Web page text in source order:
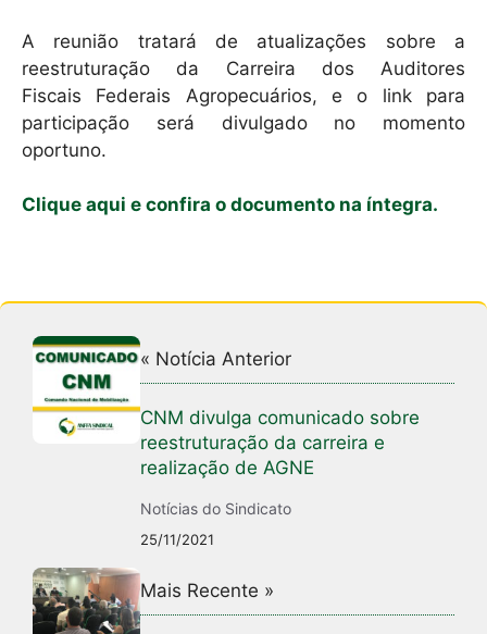
A reunião tratará de atualizações sobre a
reestruturação da Carreira dos Auditores
Fiscais Federais Agropecuários, e o link para
participação será divulgado no momento
oportuno.
Clique aqui e confira o documento na íntegra.
« Notícia Anterior
CNM divulga comunicado sobre
reestruturação da carreira e
realização de AGNE
Notícias do Sindicato
25/11/2021
Mais Recente »